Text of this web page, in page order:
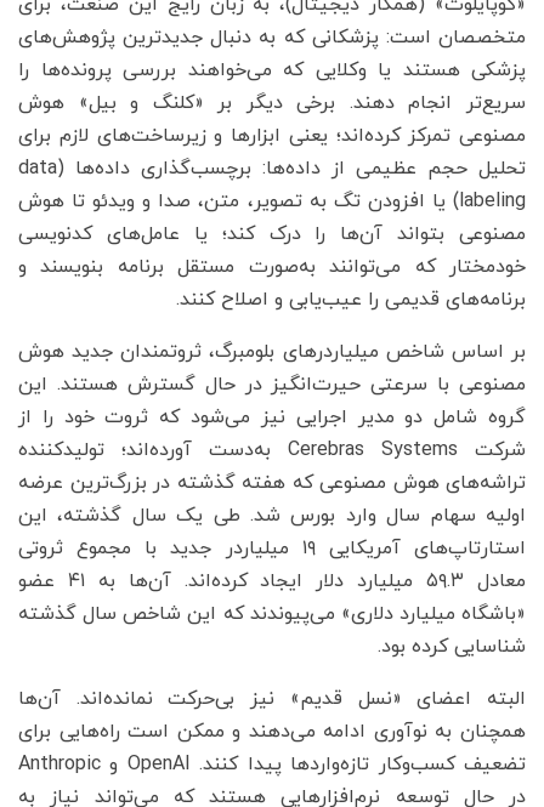
متخصصان است: پزشکانی که به دنبال جدیدترین پژوهش‌های
پزشکی هستند یا وکلایی که می‌خواهند بررسی پرونده‌ها را
سریع‌تر انجام دهند. برخی دیگر بر «کلنگ و بیل» هوش
مصنوعی تمرکز کرده‌اند؛ یعنی ابزارها و زیرساخت‌های لازم برای
تحلیل حجم عظیمی از داده‌ها: برچسب‌گذاری داده‌ها (data
labeling) یا افزودن تگ به تصویر، متن، صدا و ویدئو تا هوش
مصنوعی بتواند آن‌ها را درک کند؛ یا عامل‌های کدنویسی
خودمختار که می‌توانند به‌صورت مستقل برنامه بنویسند و
برنامه‌های قدیمی را عیب‌یابی و اصلاح کنند.
بر اساس شاخص میلیاردرهای بلومبرگ، ثروتمندان جدید هوش
مصنوعی با سرعتی حیرت‌انگیز در حال گسترش هستند. این
گروه شامل دو مدیر اجرایی نیز می‌شود که ثروت خود را از
شرکت Cerebras Systems به‌دست آورده‌اند؛ تولیدکننده
تراشه‌های هوش مصنوعی که هفته گذشته در بزرگ‌ترین عرضه
اولیه سهام سال وارد بورس شد. طی یک سال گذشته، این
استارتاپ‌های آمریکایی ۱۹ میلیاردر جدید با مجموع ثروتی
معادل ۵۹.۳ میلیارد دلار ایجاد کرده‌اند. آن‌ها به ۴۱ عضو
«باشگاه میلیارد دلاری» می‌پیوندند که این شاخص سال گذشته
شناسایی کرده بود.
البته اعضای «نسل قدیم» نیز بی‌حرکت نمانده‌اند. آن‌ها
همچنان به نوآوری ادامه می‌دهند و ممکن است راه‌هایی برای
تضعیف کسب‌وکار تازه‌واردها پیدا کنند. OpenAI و Anthropic
در حال توسعه نرم‌افزارهایی هستند که می‌تواند نیاز به